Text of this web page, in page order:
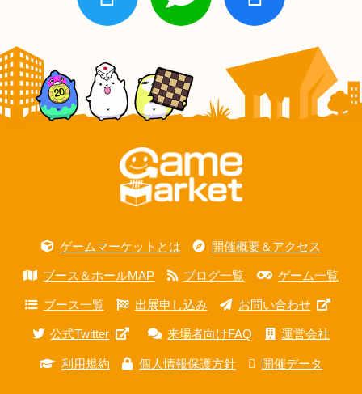
ゲームマーケットとは 開催概要＆アクセス
ブース＆ホールMAP ブログ一覧 ゲーム一覧
ブース一覧 出展申し込み お問い合わせ
公式Twitter 来場者向けFAQ 運営会社
利用規約 個人情報保護方針 開催データ